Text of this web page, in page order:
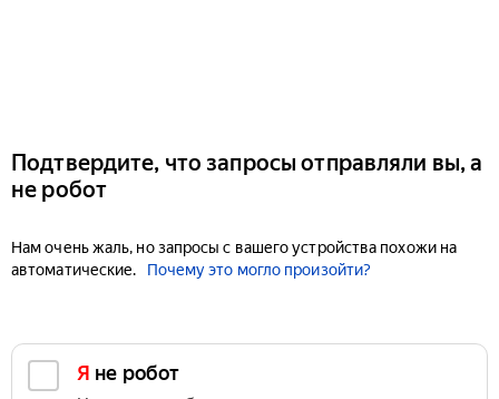
Подтвердите, что запросы отправляли вы, а
не робот
Нам очень жаль, но запросы с вашего устройства похожи на
автоматические.
Почему это могло произойти?
Я не робот